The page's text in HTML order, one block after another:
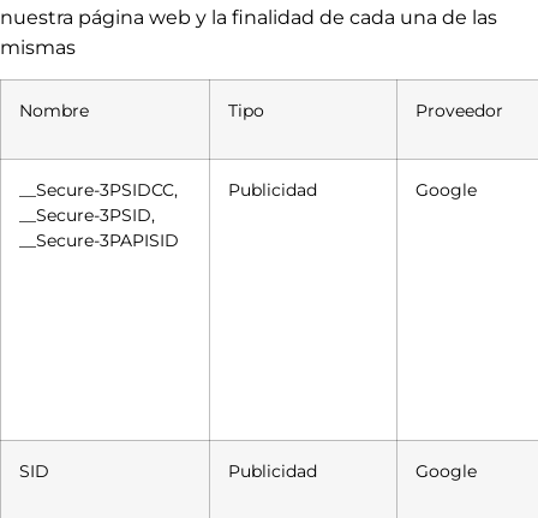
nuestra página web y la finalidad de cada una de las
mismas
Nombre Tipo Proveedor
__Secure-3PSIDCC,
__Secure-3PSID,
__Secure-3PAPISID
Publicidad Google
SID Publicidad Google